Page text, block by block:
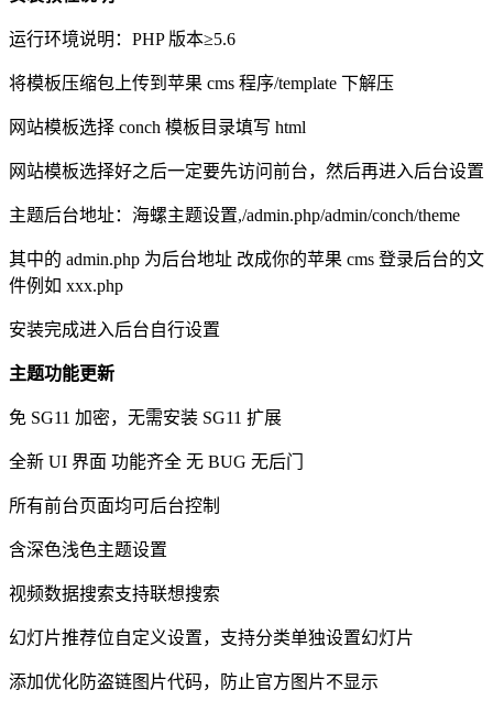
运行环境说明：PHP 版本≥5.6
将模板压缩包上传到苹果 cms 程序/template 下解压
网站模板选择 conch 模板目录填写 html
网站模板选择好之后一定要先访问前台，然后再进入后台设置
主题后台地址：海螺主题设置,/admin.php/admin/conch/theme
其中的 admin.php 为后台地址 改成你的苹果 cms 登录后台的文
件例如 xxx.php
安装完成进入后台自行设置
主题功能更新
免 SG11 加密，无需安装 SG11 扩展
全新 UI 界面 功能齐全 无 BUG 无后门
所有前台页面均可后台控制
含深色浅色主题设置
视频数据搜索支持联想搜索
幻灯片推荐位自定义设置，支持分类单独设置幻灯片
添加优化防盗链图片代码，防止官方图片不显示